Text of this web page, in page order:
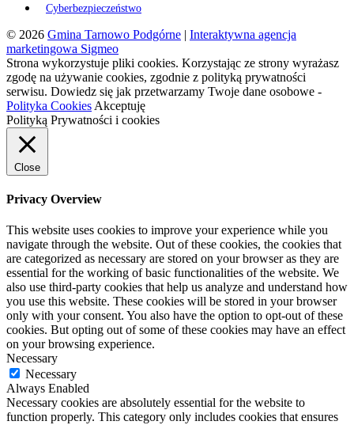
Cyberbezpieczeństwo
© 2026 Gmina Tarnowo Podgórne | Interaktywna agencja
marketingowa Sigmeo
Strona wykorzystuje pliki cookies. Korzystając ze strony wyrażasz
zgodę na używanie cookies, zgodnie z polityką prywatności
serwisu. Dowiedz się jak przetwarzamy Twoje dane osobowe -
Polityka Cookies Akceptuję
Polityką Prywatności i cookies
Close
Privacy Overview
This website uses cookies to improve your experience while you
navigate through the website. Out of these cookies, the cookies that
are categorized as necessary are stored on your browser as they are
essential for the working of basic functionalities of the website. We
also use third-party cookies that help us analyze and understand how
you use this website. These cookies will be stored in your browser
only with your consent. You also have the option to opt-out of these
cookies. But opting out of some of these cookies may have an effect
on your browsing experience.
Necessary
Necessary
Always Enabled
Necessary cookies are absolutely essential for the website to
function properly. This category only includes cookies that ensures